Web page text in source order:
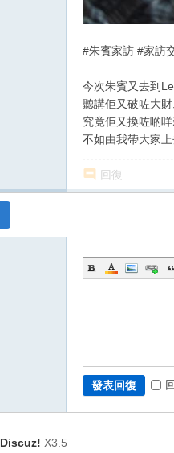
#朱賓家訪 #家訪
今次朱賓又去到
聽講佢又破咗大財,
究竟佢又換咗啲
不如由我帶大家上
回復
發表回復
Discuz! X3.5